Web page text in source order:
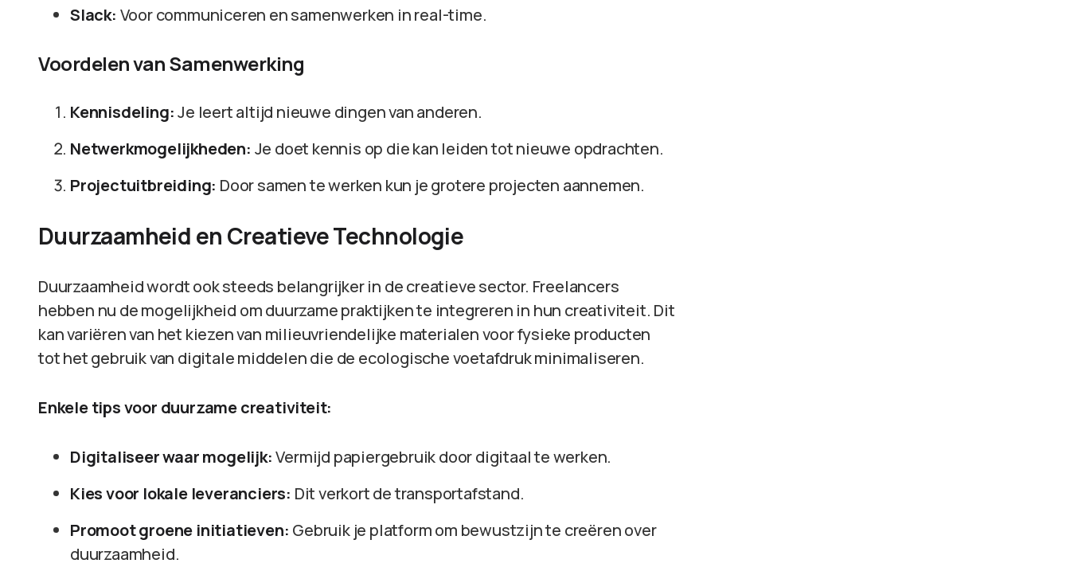
Slack: Voor communiceren en samenwerken in real-time.
Voordelen van Samenwerking
Kennisdeling:Je leert altijd nieuwe dingen van anderen.
Netwerkmogelijkheden: Je doet kennis op die kan leiden tot nieuwe opdrachten.
Projectuitbreiding: Door samen te werken kun je grotere projecten aannemen.
Duurzaamheid en Creatieve Technologie
Duurzaamheid wordt ook steeds belangrijker in de creatieve sector. Freelancers
hebben nu de mogelijkheid om duurzame praktijken te integreren in hun creativiteit. Dit
kan variëren van het kiezen van milieuvriendelijke materialen voor fysieke producten
tot het gebruik van digitale middelen die de ecologische voetafdruk minimaliseren.
Enkele tips voor duurzame creativiteit:
Digitaliseer waar mogelijk:Vermijd papiergebruik door digitaal te werken.
Kies voor lokale leveranciers: Dit verkort de transportafstand.
Promoot groene initiatieven: Gebruik je platform om bewustzijn te creëren over
duurzaamheid.